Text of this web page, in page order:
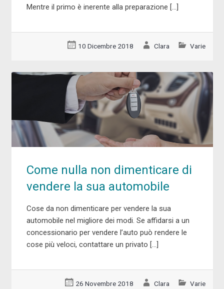
Mentre il primo è inerente alla preparazione […]
10 Dicembre 2018 Clara Varie
Come nulla non dimenticare di
vendere la sua automobile
Cose da non dimenticare per vendere la sua
automobile nel migliore dei modi. Se affidarsi a un
concessionario per vendere l’auto può rendere le
cose più veloci, contattare un privato […]
26 Novembre 2018 Clara Varie